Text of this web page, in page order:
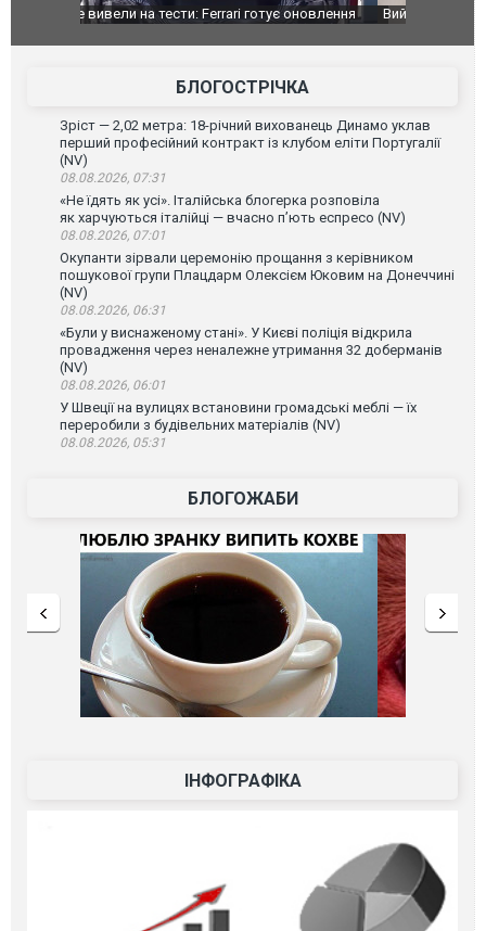
Вийшов трейлер нової екранізації легендарного
БЛОГОСТРІЧКА
Зріст — 2,02 метра: 18-річний вихованець Динамо уклав
перший професійний контракт із клубом еліти Португалії
(NV)
08.08.2026, 07:31
«Не їдять як усі». Італійська блогерка розповіла
як харчуються італійці — вчасно п’ють еспресо (NV)
08.08.2026, 07:01
Окупанти зірвали церемонію прощання з керівником
пошукової групи Плацдарм Олексієм Юковим на Донеччині
(NV)
08.08.2026, 06:31
«Були у виснаженому стані». У Києві поліція відкрила
провадження через неналежне утримання 32 доберманів
(NV)
08.08.2026, 06:01
У Швеції на вулицях встановини громадські меблі — їх
переробили з будівельних матеріалів (NV)
08.08.2026, 05:31
БЛОГОЖАБИ
ІНФОГРАФІКА